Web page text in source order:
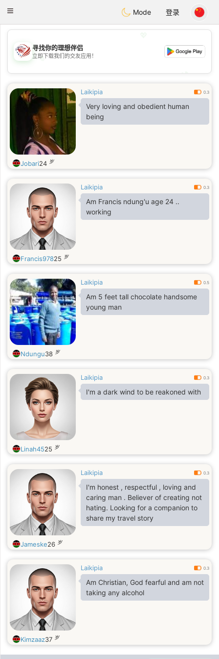
Dating
Toggle
Mode 登录
💖
💕
寻找你的理想伴侣
立即下载我们的交友应用！
Laikipia 0.3
Very loving and obedient human
being
Jobari24 岁
Laikipia 0.3
Am Francis ndung'u age 24 ..
working
Francis97825 岁
Laikipia 0.5
Am 5 feet tall chocolate handsome
young man
Ndungu38 岁
Laikipia 0.3
I'm a dark wind to be reakoned with
Linah4525 岁
Laikipia 0.3
I'm honest , respectful , loving and
caring man . Believer of creating not
hating. Looking for a companion to
share my travel story
Jameske26 岁
Laikipia 0.3
Am Christian, God fearful and am not
taking any alcohol
Kimzaaz37 岁